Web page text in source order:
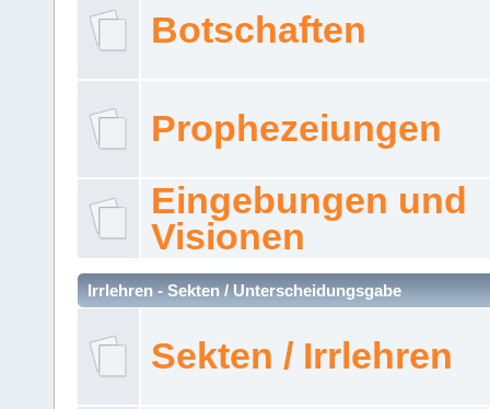
Botschaften
Prophezeiungen
Eingebungen und
Visionen
Irrlehren - Sekten / Unterscheidungsgabe
Sekten / Irrlehren